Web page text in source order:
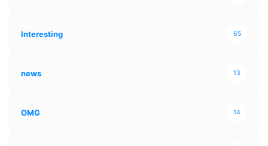
Interesting 65
news 13
OMG 14